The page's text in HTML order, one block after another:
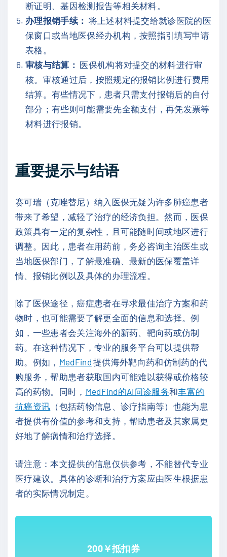
断证明、基因检测报告等相关材料。
办理报销手续： 将上述材料提交给就诊医院的医
保窗口或当地医保经办机构，按照指引填写申请
表格。
审核与结算： 医保机构将对提交的材料进行审
核。审核通过后，按照规定的报销比例进行费用
结算。有些情况下，患者只需支付报销后的自付
部分；有些则可能需要先全额支付，再凭发票等
材料进行报销。
重要提示与结语
赛可瑞（克唑替尼）纳入医保无疑为许多肺癌患者
带来了希望，减轻了治疗的经济负担。然而，医保
政策具有一定的复杂性，且可能随时间或地区进行
调整。因此，患者在用药前，务必咨询主治医生或
当地医保部门，了解最准确、最新的医保覆盖详
情、报销比例以及具体的办理流程。
除了医保途径，癌症患者在寻求最佳治疗方案和药
物时，也可能需要了解更全面的信息和选择。例
如，一些患者会关注海外的新药、靶向药或仿制
药。在这种情况下，专业的服务平台可以提供帮
助。例如， MedFind 提供海外靶向药和仿制药的代
购服务，帮助患者获取国内可能难以获得或价格较
高的药物。同时， MedFind的AI问诊服务和丰富的
抗癌资讯 （包括药物信息、诊疗指南等）也能为患
者提供有价值的参考和支持，帮助患者及其家属更
好地了解病情和治疗选择。
请注意：本文提供的信息仅供参考，不能替代专业
医疗建议。具体的诊断和治疗方案应由医生根据患
者的实际情况制定。
200￥抵扣券